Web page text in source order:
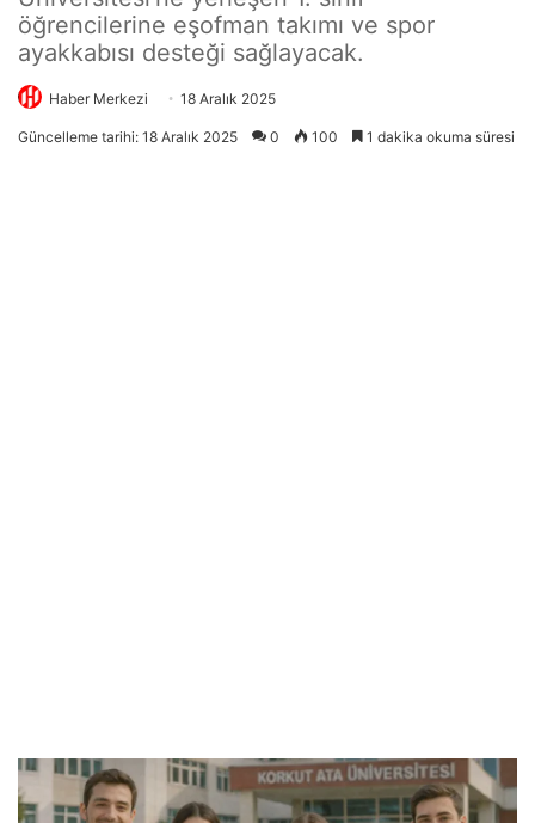
öğrencilerine eşofman takımı ve spor
ayakkabısı desteği sağlayacak.
Haber Merkezi 18 Aralık 2025
Güncelleme tarihi: 18 Aralık 2025 0 100 1 dakika okuma süresi